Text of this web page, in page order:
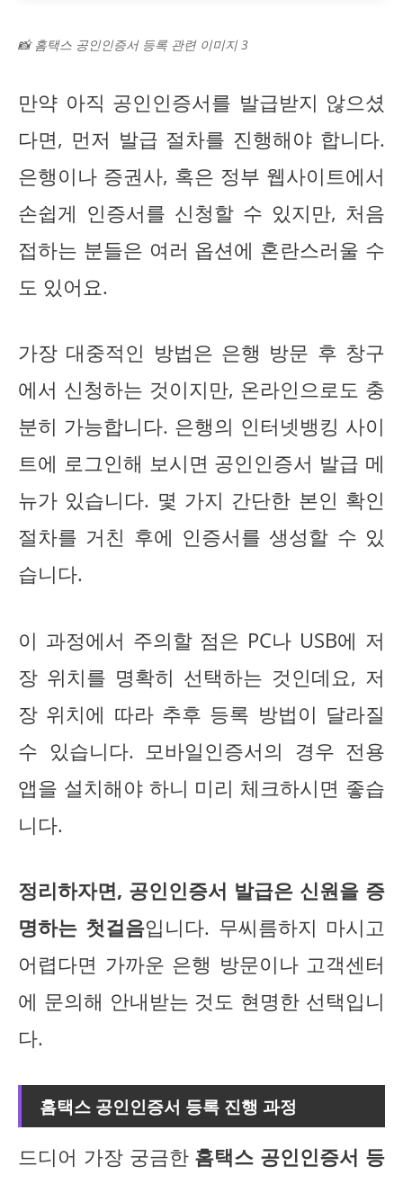
📸 홈택스 공인인증서 등록 관련 이미지 3
만약 아직 공인인증서를 발급받지 않으셨
다면, 먼저 발급 절차를 진행해야 합니다.
은행이나 증권사, 혹은 정부 웹사이트에서
손쉽게 인증서를 신청할 수 있지만, 처음
접하는 분들은 여러 옵션에 혼란스러울 수
도 있어요.
가장 대중적인 방법은 은행 방문 후 창구
에서 신청하는 것이지만, 온라인으로도 충
분히 가능합니다. 은행의 인터넷뱅킹 사이
트에 로그인해 보시면 공인인증서 발급 메
뉴가 있습니다. 몇 가지 간단한 본인 확인
절차를 거친 후에 인증서를 생성할 수 있
습니다.
이 과정에서 주의할 점은 PC나 USB에 저
장 위치를 명확히 선택하는 것인데요, 저
장 위치에 따라 추후 등록 방법이 달라질
수 있습니다. 모바일인증서의 경우 전용
앱을 설치해야 하니 미리 체크하시면 좋습
니다.
정리하자면, 공인인증서 발급은 신원을 증
명하는 첫걸음입니다. 무씨름하지 마시고
어렵다면 가까운 은행 방문이나 고객센터
에 문의해 안내받는 것도 현명한 선택입니
다.
홈택스 공인인증서 등록 진행 과정
드디어 가장 궁금한 홈택스 공인인증서 등